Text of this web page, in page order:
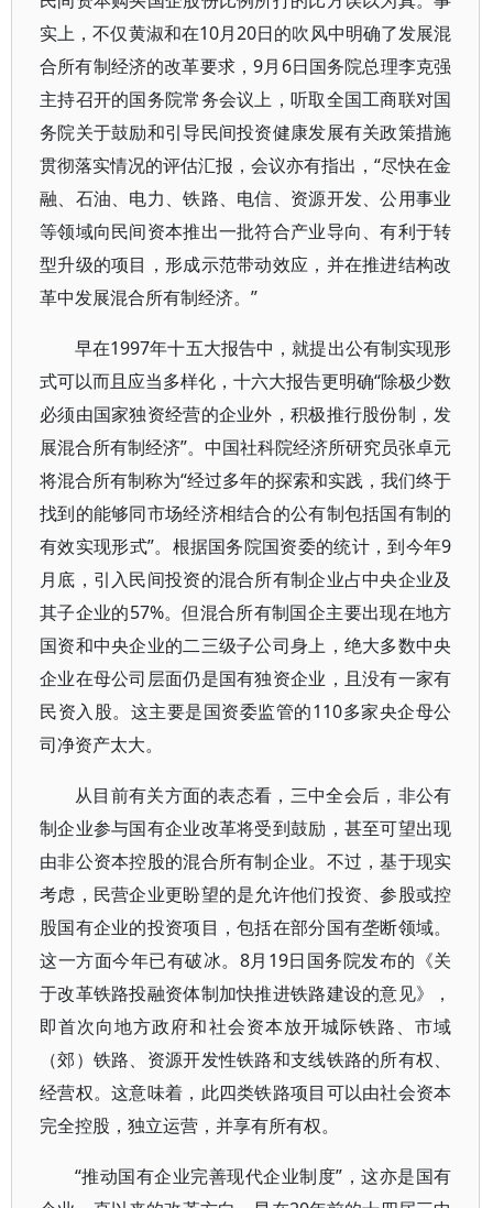
实上，不仅黄淑和在10月20日的吹风中明确了发展混
合所有制经济的改革要求，9月6日国务院总理李克强
主持召开的国务院常务会议上，听取全国工商联对国
务院关于鼓励和引导民间投资健康发展有关政策措施
贯彻落实情况的评估汇报，会议亦有指出，“尽快在金
融、石油、电力、铁路、电信、资源开发、公用事业
等领域向民间资本推出一批符合产业导向、有利于转
型升级的项目，形成示范带动效应，并在推进结构改
革中发展混合所有制经济。”
早在1997年十五大报告中，就提出公有制实现形
式可以而且应当多样化，十六大报告更明确“除极少数
必须由国家独资经营的企业外，积极推行股份制，发
展混合所有制经济”。中国社科院经济所研究员张卓元
将混合所有制称为“经过多年的探索和实践，我们终于
找到的能够同市场经济相结合的公有制包括国有制的
有效实现形式”。根据国务院国资委的统计，到今年9
月底，引入民间投资的混合所有制企业占中央企业及
其子企业的57%。但混合所有制国企主要出现在地方
国资和中央企业的二三级子公司身上，绝大多数中央
企业在母公司层面仍是国有独资企业，且没有一家有
民资入股。这主要是国资委监管的110多家央企母公
司净资产太大。
从目前有关方面的表态看，三中全会后，非公有
制企业参与国有企业改革将受到鼓励，甚至可望出现
由非公资本控股的混合所有制企业。不过，基于现实
考虑，民营企业更盼望的是允许他们投资、参股或控
股国有企业的投资项目，包括在部分国有垄断领域。
这一方面今年已有破冰。8月19日国务院发布的《关
于改革铁路投融资体制加快推进铁路建设的意见》，
即首次向地方政府和社会资本放开城际铁路、市域
（郊）铁路、资源开发性铁路和支线铁路的所有权、
经营权。这意味着，此四类铁路项目可以由社会资本
完全控股，独立运营，并享有所有权。
“推动国有企业完善现代企业制度”，这亦是国有